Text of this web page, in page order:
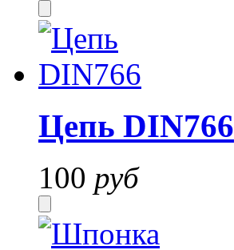
Цепь DIN766
100 руб